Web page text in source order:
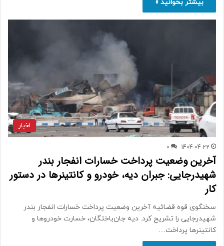
بیشتر بخوانید »
اخبار
1404-04-22
0
آخرین وضعیت پرداخت خسارات انفجار بندر
شهیدرجایی: جبران دیه، خودرو و کانتینرها در دستور
کار
سخنگوی قوه قضائیه آخرین وضعیت پرداخت خسارات انفجار بندر
شهیدرجایی را تشریح کرد. دیه جان‌باختگان، خسارت خودروها و
کانتینرها پرداخت…